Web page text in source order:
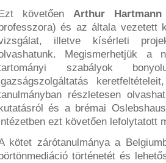
követően Arthur Hartmann
és az általa vezetett
illetve kísérleti
Megismerhetjük a
szabályok
részletesen
és a brémai
ezt követően lefolytatott
kötet zárótanulmánya a
történetét és